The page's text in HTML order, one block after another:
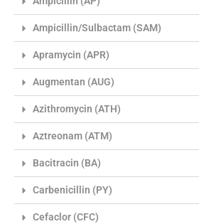
Ampicillin/Sulbactam (SAM)
Apramycin (APR)
Augmentan (AUG)
Azithromycin (ATH)
Aztreonam (ATM)
Bacitracin (BA)
Carbenicillin (PY)
Cefaclor (CFC)